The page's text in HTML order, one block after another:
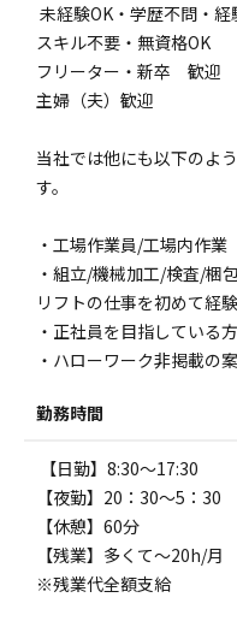
未経験OK・学歴不問・経
スキル不要・無資格OK
フリーター・新卒 歓迎
主婦（夫）歓迎
当社では他にも以下のよ
す。
・工場作業員/工場内作
・組立/機械加工/検査/梱
リフトの仕事を初めて経
・正社員を目指している方
・ハローワーク非掲載の
勤務時間
【日勤】8:30～17:30
【夜勤】20：30～5：30
【休憩】60分
【残業】多くて～20h/月
※残業代全額支給